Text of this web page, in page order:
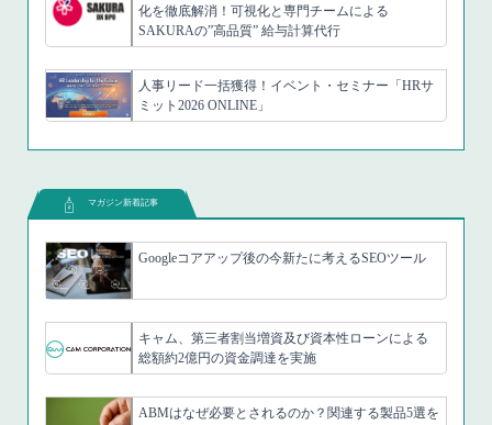
化を徹底解消！可視化と専門チームによる
SAKURAの”高品質” 給与計算代行
人事リード一括獲得！イベント・セミナー「HRサ
ミット2026 ONLINE」
マガジン新着記事
Googleコアアップ後の今新たに考えるSEOツール
キャム、第三者割当増資及び資本性ローンによる
総額約2億円の資金調達を実施
ABMはなぜ必要とされるのか？関連する製品5選を